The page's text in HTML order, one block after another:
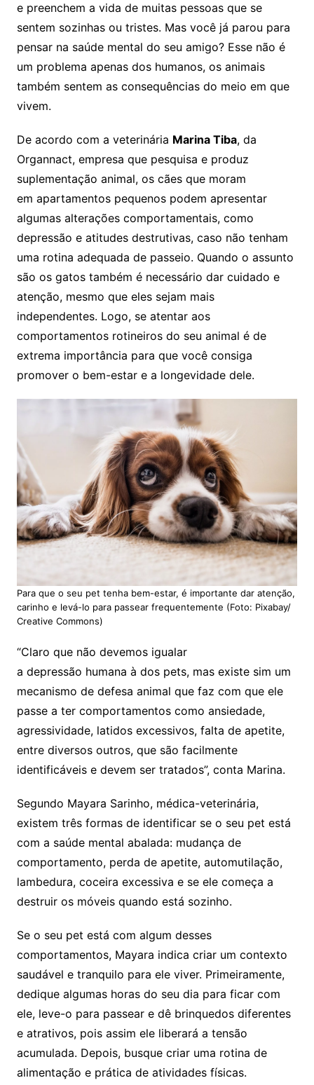
e preenchem a vida de muitas pessoas que se
sentem sozinhas ou tristes. Mas você já parou para
pensar na saúde mental do seu amigo? Esse não é
um problema apenas dos humanos, os animais
também sentem as consequências do meio em que
vivem.
De acordo com a veterinária Marina Tiba, da
Organnact, empresa que pesquisa e produz
suplementação animal, os cães que moram
em apartamentos pequenos podem apresentar
algumas alterações comportamentais, como
depressão e atitudes destrutivas, caso não tenham
uma rotina adequada de passeio. Quando o assunto
são os gatos também é necessário dar cuidado e
atenção, mesmo que eles sejam mais
independentes. Logo, se atentar aos
comportamentos rotineiros do seu animal é de
extrema importância para que você consiga
promover o bem-estar e a longevidade dele.
Para que o seu pet tenha bem-estar, é importante dar atenção,
carinho e levá-lo para passear frequentemente (Foto: Pixabay/
Creative Commons)
“Claro que não devemos igualar
a depressão humana à dos pets, mas existe sim um
mecanismo de defesa animal que faz com que ele
passe a ter comportamentos como ansiedade,
agressividade, latidos excessivos, falta de apetite,
entre diversos outros, que são facilmente
identificáveis e devem ser tratados”, conta Marina.
Segundo Mayara Sarinho, médica-veterinária,
existem três formas de identificar se o seu pet está
com a saúde mental abalada: mudança de
comportamento, perda de apetite, automutilação,
lambedura, coceira excessiva e se ele começa a
destruir os móveis quando está sozinho.
Se o seu pet está com algum desses
comportamentos, Mayara indica criar um contexto
saudável e tranquilo para ele viver. Primeiramente,
dedique algumas horas do seu dia para ficar com
ele, leve-o para passear e dê brinquedos diferentes
e atrativos, pois assim ele liberará a tensão
acumulada. Depois, busque criar uma rotina de
alimentação e prática de atividades físicas.